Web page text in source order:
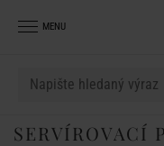
MENU
SERVÍROVACÍ